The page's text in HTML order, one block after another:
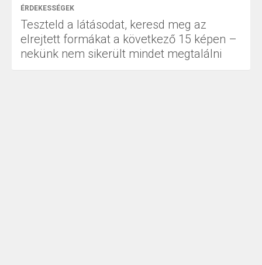
ÉRDEKESSÉGEK
Teszteld a látásodat, keresd meg az
elrejtett formákat a következő 15 képen –
nekünk nem sikerült mindet megtalálni